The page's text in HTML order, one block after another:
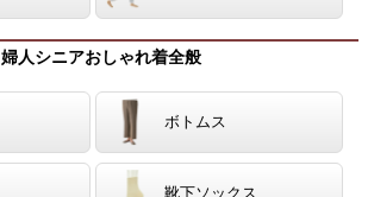
婦人シニアおしゃれ着全般
ボトムス
靴下ソックス